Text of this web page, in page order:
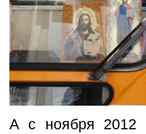
А c ноября 2012